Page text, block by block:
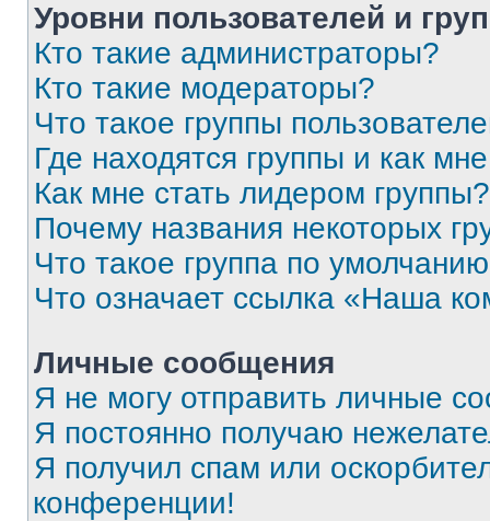
Уровни пользователей и
Кто такие администраторы?
Кто такие модераторы?
Что такое группы
Где находятся группы и как
Как мне стать лидером группы?
Почему названия некоторых
Что такое группа по
Что означает ссылка «Наша
Личные сообщения
Я не могу отправить личные
Я постоянно получаю
Я получил спам или
конференции!